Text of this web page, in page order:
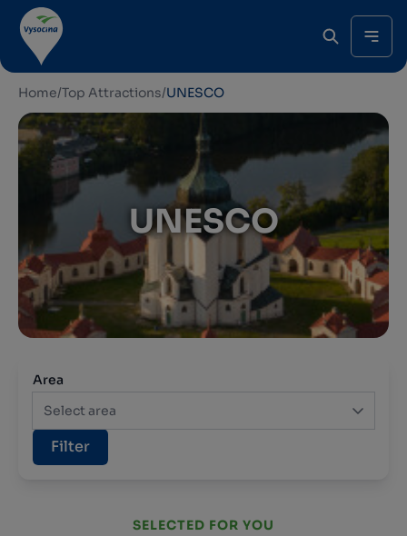
Home/Top Attractions/UNESCO
UNESCO
Area
Select area
Filter
SELECTED FOR YOU